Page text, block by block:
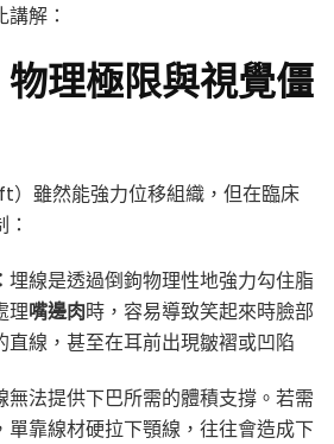
解：
理極限與視覺僵
雖然能強力位移組織，但在臨床
埋線是透過倒鉤物理性地強力勾住脂
理嘴邊肉時，容易導致笑起來時臉部
直線，甚至在耳前出現皺褶或凹陷
無法提供下巴所需的體積支撐。若需
單靠線材硬拉下顎線，往往會造成下